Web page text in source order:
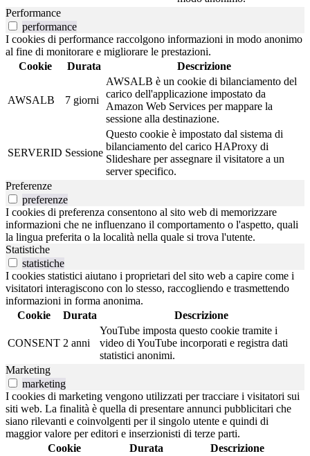
Performance
performance
I cookies di performance raccolgono informazioni in modo anonimo
al fine di monitorare e migliorare le prestazioni.
Cookie
Durata Descrizione
AWSALB 7 giorni
AWSALB è un cookie di bilanciamento del
carico dell'applicazione impostato da
Amazon Web Services per mappare la
sessione alla destinazione.
SERVERID Sessione
Questo cookie è impostato dal sistema di
bilanciamento del carico HAProxy di
Slideshare per assegnare il visitatore a un
server specifico.
Preferenze
preferenze
I cookies di preferenza consentono al sito web di memorizzare
informazioni che ne influenzano il comportamento o l'aspetto, quali
la lingua preferita o la località nella quale si trova l'utente.
Statistiche
statistiche
I cookies statistici aiutano i proprietari del sito web a capire come i
visitatori interagiscono con lo stesso, raccogliendo e trasmettendo
informazioni in forma anonima.
Cookie
Durata Descrizione
CONSENT 2 anni
YouTube imposta questo cookie tramite i
video di YouTube incorporati e registra dati
statistici anonimi.
Marketing
marketing
I cookies di marketing vengono utilizzati per tracciare i visitatori sui
siti web. La finalità è quella di presentare annunci pubblicitari che
siano rilevanti e coinvolgenti per il singolo utente e quindi di
maggior valore per editori e inserzionisti di terze parti.
Cookie
Durata Descrizione